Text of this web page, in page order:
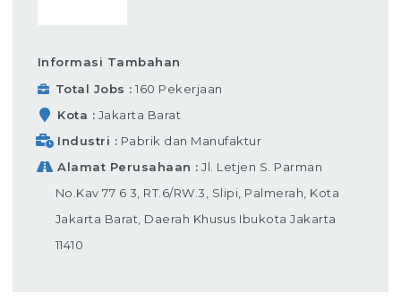
Informasi Tambahan
Total Jobs
160 Pekerjaan
Kota
Jakarta Barat
Industri
Pabrik dan Manufaktur
Alamat Perusahaan
Jl. Letjen S. Parman
No.Kav 77 6 3, RT.6/RW.3, Slipi, Palmerah, Kota
Jakarta Barat, Daerah Khusus Ibukota Jakarta
11410